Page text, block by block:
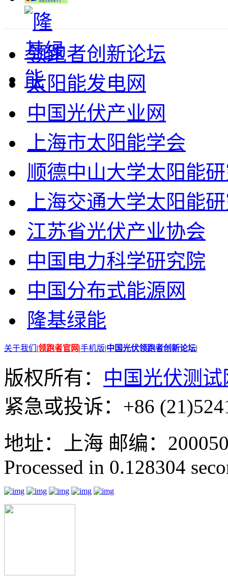
领跑者创新论坛
太阳能发电网
中国光伏产业网
上海市太阳能学会
顺德中山大学太阳能
上海交通大学太阳能
江苏省光伏产业协会
中国电力科学研究院
中国分布式能源网
隆基绿能
关于我们 |领跑者官网|手机版|中国光伏领跑者创新论坛|
版权所有： 中国光伏测试
紧急或投诉：+86
地址：上海 邮编：
Processed in 0.128304